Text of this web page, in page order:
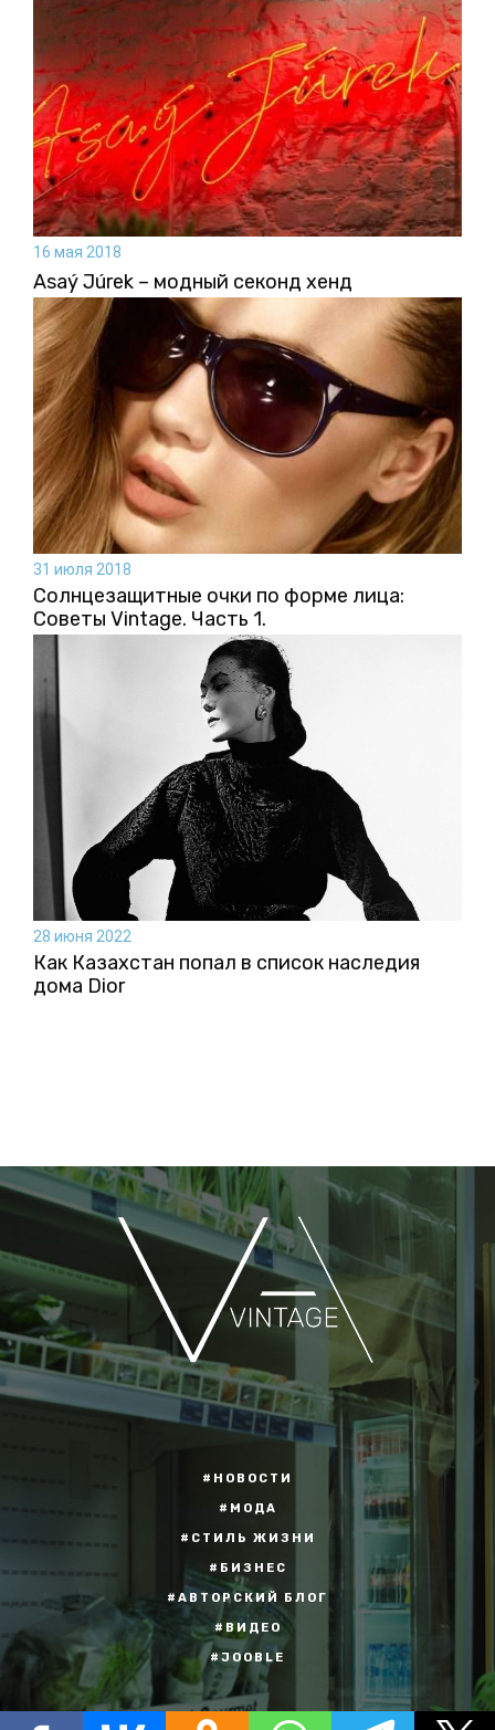
16 мая 2018
Asaý Júrek – модный секонд хенд
31 июля 2018
Солнцезащитные очки по форме лица:
Советы Vintage. Часть 1.
28 июня 2022
Как Казахстан попал в список наследия
дома Dior
#НОВОСТИ
#МОДА
#СТИЛЬ ЖИЗНИ
#БИЗНЕС
#АВТОРСКИЙ БЛОГ
#ВИДЕО
#JOOBLE